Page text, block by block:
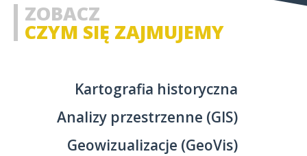
ZOBACZ
CZYM SIĘ ZAJMUJEMY
Kartografia historyczna
Analizy przestrzenne (GIS)
Geowizualizacje (GeoVis)